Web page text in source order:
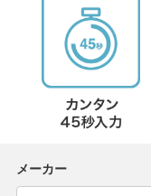
メーカー